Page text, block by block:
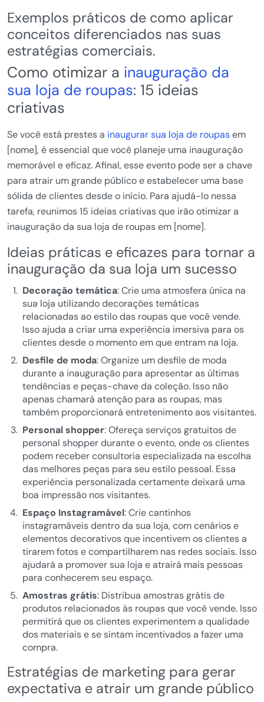
Exemplos práticos de como aplicar
conceitos diferenciados nas suas
estratégias comerciais.
Como otimizar a inauguração da
sua loja de roupas: 15 ideias
criativas
Se você está prestes a inaugurar sua loja de roupasem
[nome], é essencial que você planeje uma inauguração
memorável e eficaz. Afinal, esse evento pode ser a chave
para atrair um grande público e estabelecer uma base
sólida de clientes desde o início. Para ajudá-lo nessa
tarefa, reunimos 15 ideias criativas que irão otimizar a
inauguração da sua loja de roupas em [nome].
Ideias práticas e eficazes para tornar a
inauguração da sua loja um sucesso
Decoração temática: Crie uma atmosfera única na
sua loja utilizando decorações temáticas
relacionadas ao estilo das roupas que você vende.
Isso ajuda a criar uma experiência imersiva para os
clientes desde o momento em que entram na loja.
Desfile de moda: Organize um desfile de moda
durante a inauguração para apresentar as últimas
tendências e peças-chave da coleção. Isso não
apenas chamará atenção para as roupas, mas
também proporcionará entretenimento aos visitantes.
Personal shopper: Ofereça serviços gratuitos de
personal shopper durante o evento, onde os clientes
podem receber consultoria especializada na escolha
das melhores peças para seu estilo pessoal. Essa
experiência personalizada certamente deixará uma
boa impressão nos visitantes.
Espaço Instagramável: Crie cantinhos
instagramáveis dentro da sua loja, com cenários e
elementos decorativos que incentivem os clientes a
tirarem fotos e compartilharem nas redes sociais. Isso
ajudará a promover sua loja e atrairá mais pessoas
para conhecerem seu espaço.
Amostras grátis: Distribua amostras grátis de
produtos relacionados às roupas que você vende. Isso
permitirá que os clientes experimentem a qualidade
dos materiais e se sintam incentivados a fazer uma
compra.
Estratégias de marketing para gerar
expectativa e atrair um grande público